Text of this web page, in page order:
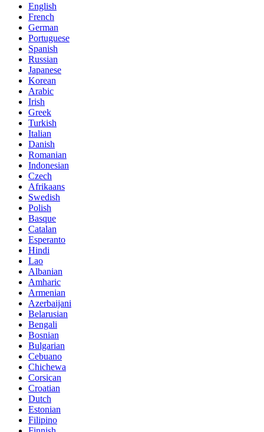
English
French
German
Portuguese
Spanish
Russian
Japanese
Korean
Arabic
Irish
Greek
Turkish
Italian
Danish
Romanian
Indonesian
Czech
Afrikaans
Swedish
Polish
Basque
Catalan
Esperanto
Hindi
Lao
Albanian
Amharic
Armenian
Azerbaijani
Belarusian
Bengali
Bosnian
Bulgarian
Cebuano
Chichewa
Corsican
Croatian
Dutch
Estonian
Filipino